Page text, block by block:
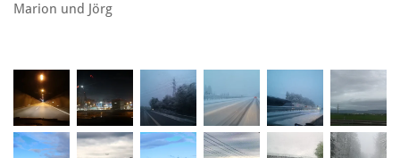
Marion und Jörg